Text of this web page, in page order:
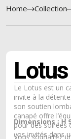
Home Collection
Lotus
Le Lotus est un
invite à la
son soutien
canapé offre
pour des soirées
vos invités dans
Dimensions : H
Vous souhaitez